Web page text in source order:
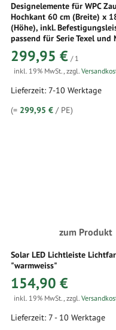
Designelemente für WPC
Hochkant 60 cm (Breite) x
(Höhe), inkl.
passend für Serie Texel und
299,95 € / 1
inkl. 19% MwSt., zzgl.
Lieferzeit: 7-10 Werktage
(= 299,95 €/ PE)
zum Produkt
Solar LED Lichtleiste
"warmweiss"
154,90 €
inkl. 19% MwSt., zzgl.
Lieferzeit: 7 - 10 Werktage